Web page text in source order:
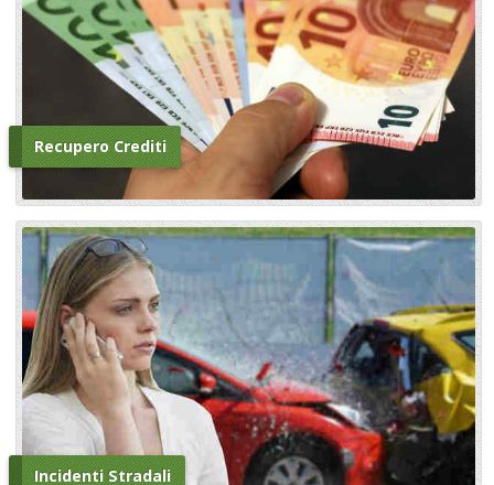
Recupero Crediti
Incidenti Stradali